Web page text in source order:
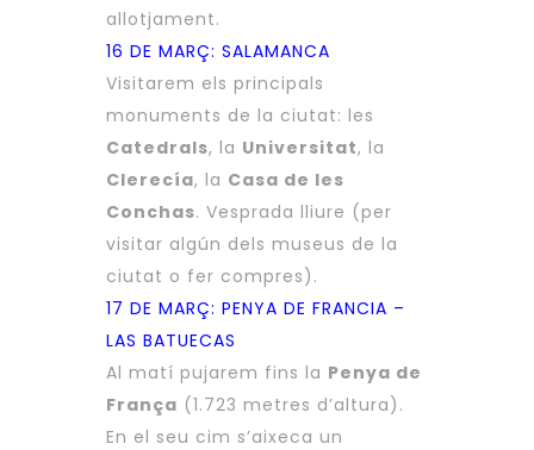
allotjament.
16 DE MARÇ: SALAMANCA
Visitarem els principals
monuments de la ciutat: les
Catedrals, la Universitat, la
Clerecía, la Casa de les
Conchas. Vesprada lliure (per
visitar algún dels museus de la
ciutat o fer compres).
17 DE MARÇ: PENYA DE FRANCIA –
LAS BATUECAS
Al matí pujarem fins la Penya de
França (1.723 metres d’altura).
En el seu cim s’aixeca un